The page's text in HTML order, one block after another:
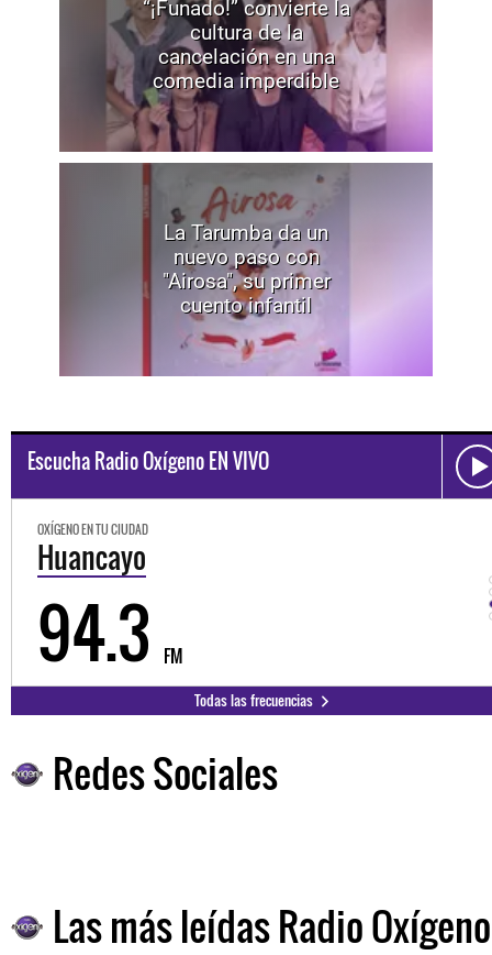
“¡Funado!” convierte la
cultura de la
cancelación en una
comedia imperdible
La Tarumba da un
nuevo paso con
"Airosa", su primer
cuento infantil
Escucha Radio Oxígeno EN VIVO
OXÍGENO EN TU CIUDAD
Huancayo
94.3 FM
Todas las frecuencias
Redes Sociales
Las más leídas Radio Oxígeno